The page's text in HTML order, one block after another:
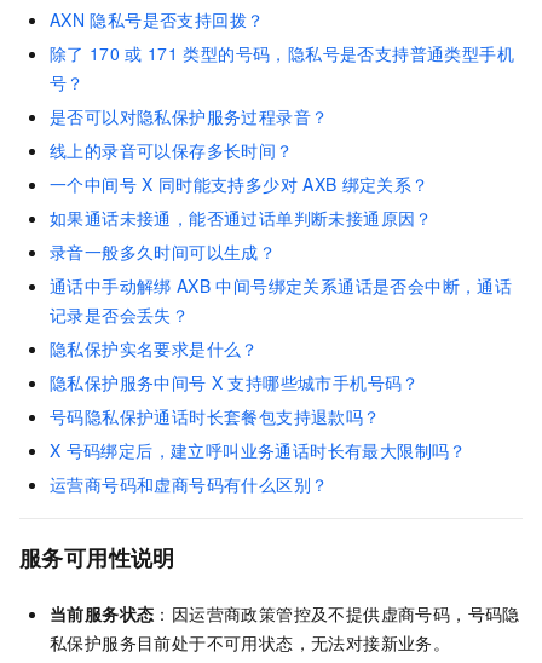
AXN 隐私号是否支持回拨？
除了 170 或 171 类型的号码，隐私号是否支持普通类型手机
号？
是否可以对隐私保护服务过程录音？
线上的录音可以保存多长时间？
一个中间号 X 同时能支持多少对 AXB 绑定关系？
如果通话未接通，能否通过话单判断未接通原因？
录音一般多久时间可以生成？
通话中手动解绑 AXB 中间号绑定关系通话是否会中断，通话
记录是否会丢失？
隐私保护实名要求是什么？
隐私保护服务中间号 X 支持哪些城市手机号码？
号码隐私保护通话时长套餐包支持退款吗？
X 号码绑定后，建立呼叫业务通话时长有最大限制吗？
运营商号码和虚商号码有什么区别？
服务可用性说明
当前服务状态 ：因运营商政策管控及不提供虚商号码，号码隐
私保护服务目前处于不可用状态，无法对接新业务。